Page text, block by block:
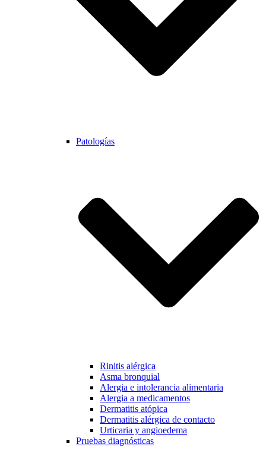
Patologías
Rinitis alérgica
Asma bronquial
Alergia e intolerancia alimentaria
Alergia a medicamentos
Dermatitis atópica
Dermatitis alérgica de contacto
Urticaria y angioedema
Pruebas diagnósticas